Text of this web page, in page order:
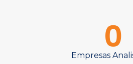
0
Empresas